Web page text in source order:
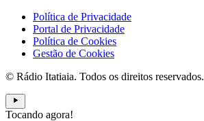
Política de Privacidade
Portal de Privacidade
Política de Cookies
Gestão de Cookies
© Rádio Itatiaia. Todos os direitos reservados.
Tocando agora!